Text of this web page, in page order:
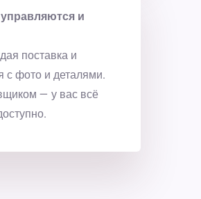
и
поставка и
с фото и деталями.
— у вас всё